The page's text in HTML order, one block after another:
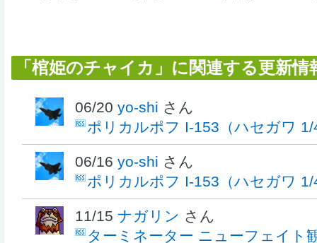
「棺姫のチャイカ」に関連する更新情
06/20 yo-shi さん
ポリカルポフ I-153（ハセガワ
06/16 yo-shi さん
ポリカルポフ I-153（ハセガワ
11/15 ナガリン さん
ターミネーター ニューフェイト